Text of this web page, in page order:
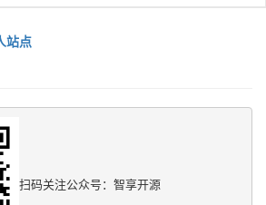
站点
扫码关注公众号：智享开源